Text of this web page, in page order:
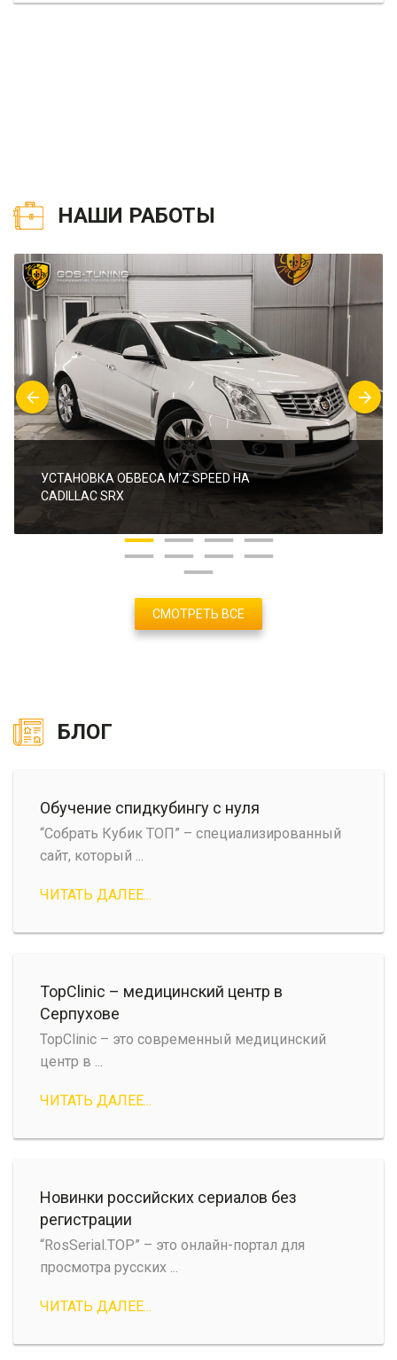
НАШИ РАБОТЫ
УСТАНОВКА ОБВЕСА M’Z SPEED НА
CADILLAC SRX
СМОТРЕТЬ ВСЕ
БЛОГ
Обучение спидкубингу с нуля
“Собрать Кубик ТОП” – специализированный
сайт, который ...
ЧИТАТЬ ДАЛЕЕ...
TopClinic – медицинский центр в
Серпухове
TopClinic – это современный медицинский
центр в ...
ЧИТАТЬ ДАЛЕЕ...
Новинки российских сериалов без
регистрации
“RosSerial.TOP” – это онлайн-портал для
просмотра русских ...
ЧИТАТЬ ДАЛЕЕ...